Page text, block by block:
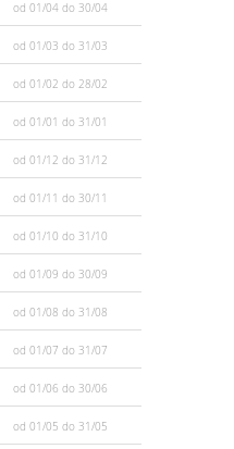
od 01/04 do 30/04
od 01/03 do 31/03
od 01/02 do 28/02
od 01/01 do 31/01
od 01/12 do 31/12
od 01/11 do 30/11
od 01/10 do 31/10
od 01/09 do 30/09
od 01/08 do 31/08
od 01/07 do 31/07
od 01/06 do 30/06
od 01/05 do 31/05